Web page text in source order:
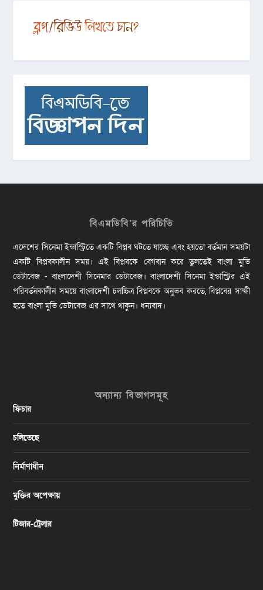
বিএমডিবি’র পরিচিতি
এদেশের সিনেমা ইন্ডাস্ট্রিতে একটি বিপ্লব ঘটতে যাচ্ছে এবং হয়তো বর্তমান সময়টা
একটি বিপ্লবকালীন সময়। এই বিপ্লবকে বেগবান করে তুলতেই বাংলা মুভি
ডেটাবেজ - বাংলাদেশী সিনেমার ডেটাবেজ। বাংলাদেশী সিনেমা ইন্ডাস্ট্রির এই
পরিবর্তনকালীন সময়ে বাংলাদেশী চলচ্চিত্র বিপ্লবকে অনুভব করতে, বিপ্লবের সাক্ষী
হতে বাংলা মুভি ডেটাবেজ এর সাথে থাকুন। ধন্যবাদ।
অন্যান্য বিভাগসমূহ
ফিচার
চলিতেছে
নির্মাণাধীন
মুক্তির অপেক্ষায়
টিজার-ট্রেলার